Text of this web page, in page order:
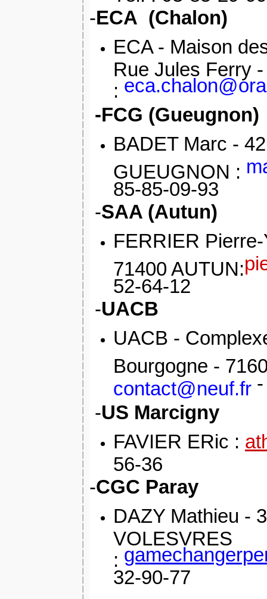
-ECA (Chalon)
ECA - Maison
Rue Jules Ferry
:
-FCG (Gueugnon)
BADET Marc -
GUEUGNON :
85-85-09-93
-SAA (Autun)
FERRIER
71400 AUTUN:
52-64-12
-UACB
UACB -
Bourgogne -
contact@neuf.fr
-US Marcigny
FAVIER ERic :
56-36
-CGC Paray
DAZY Mathieu -
VOLESVRES
:
32-90-77